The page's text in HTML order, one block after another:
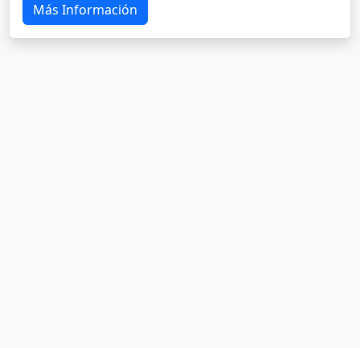
Más Información